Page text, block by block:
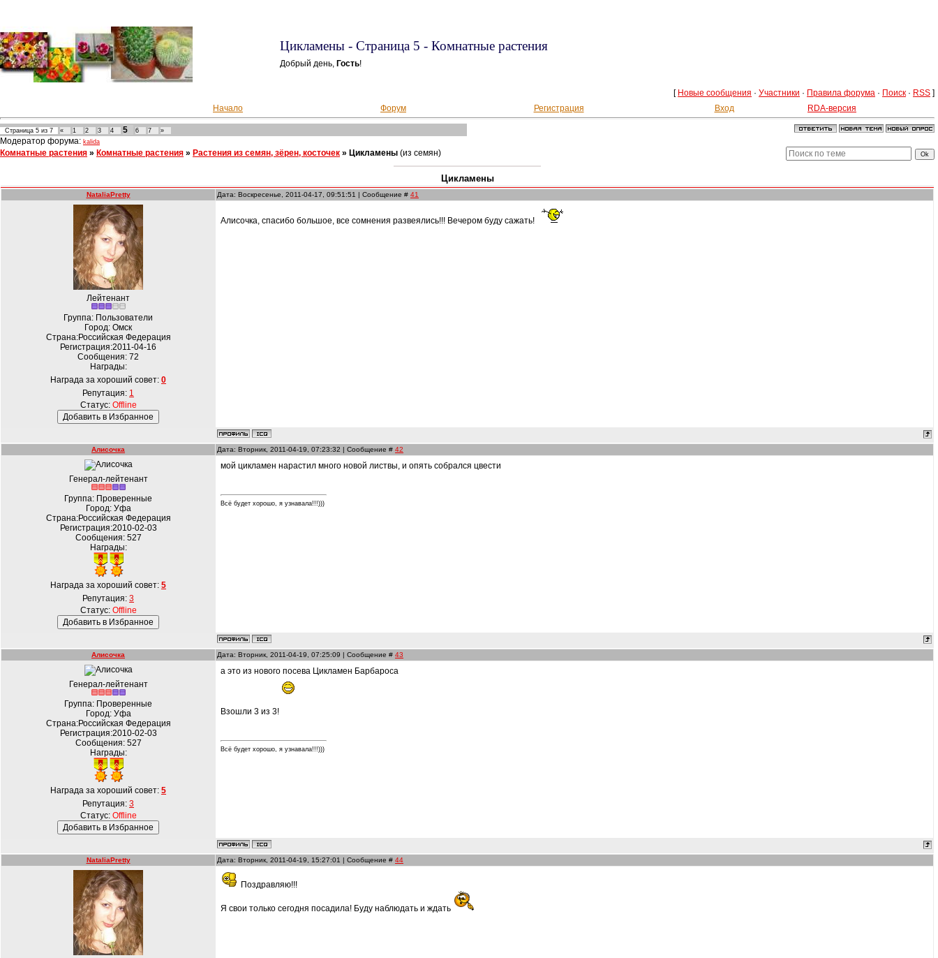
Цикламены - Страница 5 - Комнатные растения
Добрый день, Гость!
[ Новые сообщения · Участники · Правила форума · Поиск · RSS ]
Начало
Форум Регистрация Вход RDA-версия
Страница 5 из 7 « 1 2 3 4 5 6 7 »
Модератор форума: kalida
Комнатные растения » Комнатные растения » Растения из семян, зёрен, косточек » Цикламены (из семян)
Цикламены
NataliaPretty Дата: Воскресенье, 2011-04-17, 09:51:51 | Сообщение # 41
Лейтенант
Группа: Пользователи
Город: Омск
Страна:Российская Федерация
Регистрация:2011-04-16
Сообщения: 72
Награды:
Награда за хороший совет: 0
Репутация: 1
Статус: Offline
Алисочка, спасибо большое, все сомнения развеялись!!! Вечером буду сажать!
Алисочка Дата: Вторник, 2011-04-19, 07:23:32 | Сообщение # 42
Генерал-лейтенант
Группа: Проверенные
Город: Уфа
Страна:Российская Федерация
Регистрация:2010-02-03
Сообщения: 527
Награды:
Награда за хороший совет: 5
Репутация: 3
Статус: Offline
мой цикламен нарастил много новой листвы, и опять собрался цвести
Всё будет хорошо, я узнавала!!!)))
Алисочка Дата: Вторник, 2011-04-19, 07:25:09 | Сообщение # 43
Генерал-лейтенант
Группа: Проверенные
Город: Уфа
Страна:Российская Федерация
Регистрация:2010-02-03
Сообщения: 527
Награды:
Награда за хороший совет: 5
Репутация: 3
Статус: Offline
а это из нового посева Цикламен Барбароса
Взошли 3 из 3!
Всё будет хорошо, я узнавала!!!)))
NataliaPretty Дата: Вторник, 2011-04-19, 15:27:01 | Сообщение # 44
Поздравляю!!!
Я свои только сегодня посадила! Буду наблюдать и ждать